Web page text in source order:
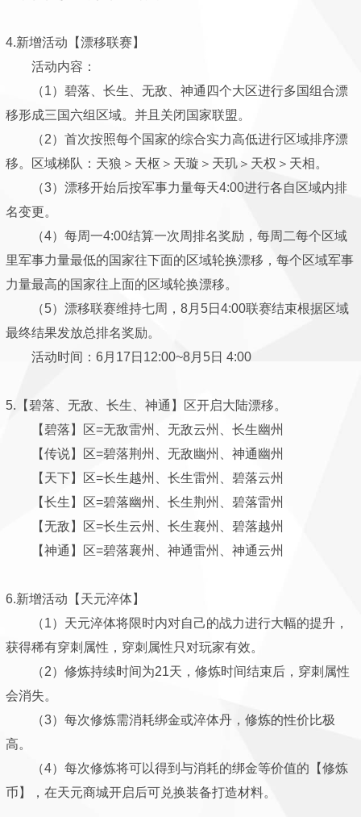
4.新增活动【漂移联赛】
活动内容：
（1）碧落、长生、无敌、神通四个大区进行多国组合漂
移形成三国六组区域。并且关闭国家联盟。
（2）首次按照每个国家的综合实力高低进行区域排序漂
移。区域梯队：天狼＞天枢＞天璇＞天玑＞天权＞天相。
（3）漂移开始后按军事力量每天4:00进行各自区域内排
名变更。
（4）每周一4:00结算一次周排名奖励，每周二每个区域
里军事力量最低的国家往下面的区域轮换漂移，每个区域军事
力量最高的国家往上面的区域轮换漂移。
（5）漂移联赛维持七周，8月5日4:00联赛结束根据区域
最终结果发放总排名奖励。
活动时间：6月17日12:00~8月5日 4:00
5.【碧落、无敌、长生、神通】区开启大陆漂移。
【碧落】区=无敌雷州、无敌云州、长生幽州
【传说】区=碧落荆州、无敌幽州、神通幽州
【天下】区=长生越州、长生雷州、碧落云州
【长生】区=碧落幽州、长生荆州、碧落雷州
【无敌】区=长生云州、长生襄州、碧落越州
【神通】区=碧落襄州、神通雷州、神通云州
6.新增活动【天元淬体】
（1）天元淬体将限时内对自己的战力进行大幅的提升，
获得稀有穿刺属性，穿刺属性只对玩家有效。
（2）修炼持续时间为21天，修炼时间结束后，穿刺属性
会消失。
（3）每次修炼需消耗绑金或淬体丹，修炼的性价比极
高。
（4）每次修炼将可以得到与消耗的绑金等价值的【修炼
币】，在天元商城开启后可兑换装备打造材料。